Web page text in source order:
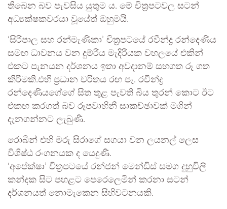
තිබෙන බව පැවසිය යුතුම ය. මේ චිත්‍රපටවල සටන්
අධ්‍යක්ෂකවරයා වූයේත් ඔහුමයි.
‘සිරිපාල සහ රන්මැණිකා’ චිත්‍රපටයේ රවීන්ද්‍ර රන්දෙණිය
සමඟ ධාවනය වන දුම්රිය මැදිරියක වහලයේ එකින්
එකට පැනයන දර්ශනය ඉතා අවදානම් සහගත රූ ගත
කිරීමකි.එහි ප්‍රධාන චරිතය රඟ පෑ. රවීන්ද්‍ර
රන්දෙණියගේගේ සිත තුළ පැවති බිය තුරන් කොට ඊට
එකඟ කරගත් බව රූපවාහිනී සාකච්ඡාවක් මගින්
දැනගන්නට ලැබුණි.
රොබින් එහි මරු සිරාගේ සගයා වන ලයනල් ලෙස
විශිෂ්ඨ රංගනයක ද යෙදුණි.
‘අපේක්ෂා’ චිත්‍රපටයේ ‍රන්ජන් මෙන්ඩිස් සමග දුහුවිලි
කන්දක සිට පහළට පෙරෙලෙමින් කරනා සටන්
දර්ශනයත් නොමැකෙන සිහිවටනයකි.